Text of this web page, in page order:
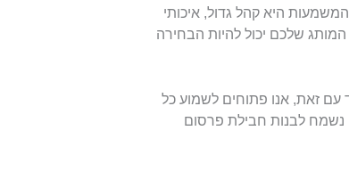
היא קהל גדול, איכותי
שלכם יכול להיות הבחירה
עם זאת, אנו פתוחים לשמוע כל
נשמח לבנות חבילת פרסום